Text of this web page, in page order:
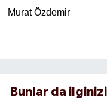
Murat Özdemir
Bunlar da